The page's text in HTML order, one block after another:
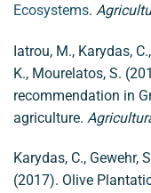
Ecosystems.
Iatrou, M., Karydas,
K., Mourelatos, S.
recommendation in
agriculture.
Karydas, C., Gewehr,
(2017). Olive